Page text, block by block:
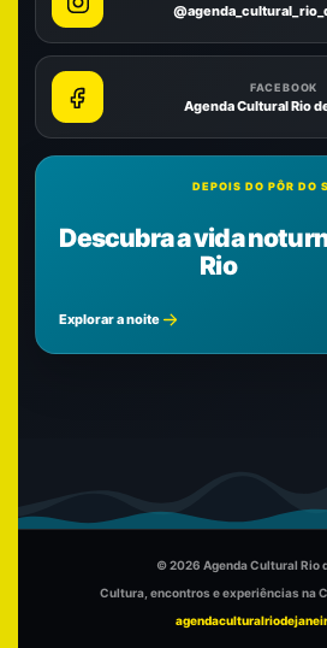
FACEBOOK
Agenda Cultural Rio
DEPOIS DO PÔR DO
Descubra a vida
Rio
Explorar a noite
© 2026 Agenda Cultural Rio
Cultura, encontros e experiências na